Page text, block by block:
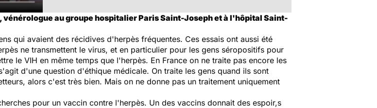
au groupe hospitalier Paris Saint-Joseph et à l'hôpital Saint-
qui avaient des récidives d'herpès fréquentes. Ces essais ont aussi été
ne transmettent le virus, et en particulier pour les gens séropositifs pour
le VIH en même temps que l'herpès. En France on ne traite pas encore les
d'une question d'éthique médicale. On traite les gens quand ils sont
alors c'est très bien. Mais on ne donne pas un traitement uniquement
pour un vaccin contre l'herpès. Un des vaccins donnait des espoir,s